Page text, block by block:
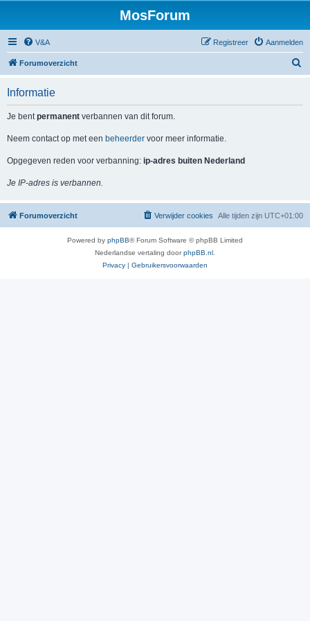
MosForum
V&A Aanmelden
Registreer
Forumoverzicht
Informatie
Je bentpermanent verbannen van dit forum.
Neem contact op met een beheerder voor meer informatie.
Opgegeven reden voor verbanning: ip-adres buiten Nederland
Je IP-adres is verbannen.
Forumoverzicht Alle tijden zijn UTC+01:00
Verwijder cookies
Powered by phpBB® Forum Software © phpBB Limited
Nederlandse vertaling doorphpBB.nl
Privacy | Gebruikersvoorwaarden